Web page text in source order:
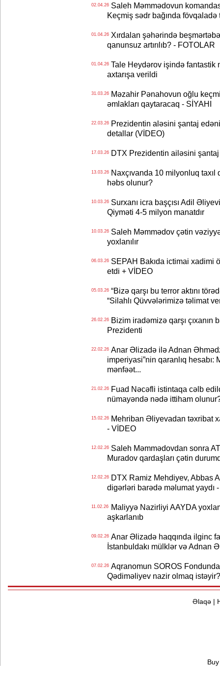
02.04.26Saleh Məmmədovun
Keçmiş sədr bağında fövqaladə
01.04.26Xırdalan şəhərində
qanunsuz artırılıb? - FOTOLAR
01.04.26Tale Heydərov işində fantastik
axtarışa verildi
31.03.26Məzahir Pənahovun oğlu
əmlakları qaytaracaq - SİYAHI
22.03.26Prezidentin aləsini şantaj
detallar (VİDEO)
17.03.26DTX Prezidentin ailəsini şantaj
13.03.26Naxçıvanda 10 milyonluq taxıl
həbs olunur?
10.03.26Surxanı icra başçısı Adil
Qiyməti 4-5 milyon manatdır
10.03.26Saleh Məmmədov çətin
yoxlanılır
06.03.26SEPAH Bakıda ictimai xadimi
etdi + VİDEO
05.03.26“Bizə qarşı bu terror aktını
“Silahlı Qüvvələrimizə təlimat
26.02.26Bizim iradəmizə qarşı çıxanın
Prezidenti
22.02.26Anar Əlizadə ilə Adnan
imperiyasi”nin qaranlıq hesabı:
mənfəət...
21.02.26Fuad Nəcəfli istintaqa cəlb
nümayəndə nədə ittiham
15.02.26Mehriban Əliyevadan təxribat
- VİDEO
12.02.26Saleh Məmmədovdan sonra
Muradov qardaşları çətin
12.02.26DTX Ramiz Mehdiyev, Abbas
digərləri barədə məlumat yaydı
11.02.26Maliyyə Nazirliyi AAYDA
aşkarlanıb
09.02.26Anar Əlizadə haqqında ilginc
İstanbuldakı mülklər və Adnan
07.02.26Aqranomun SOROS
Qədiməliyev nazir olmaq istəyir?
Əlaqə|